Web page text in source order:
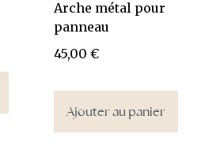
Arche métal pour
panneau
45,00€
Ajouter au panier